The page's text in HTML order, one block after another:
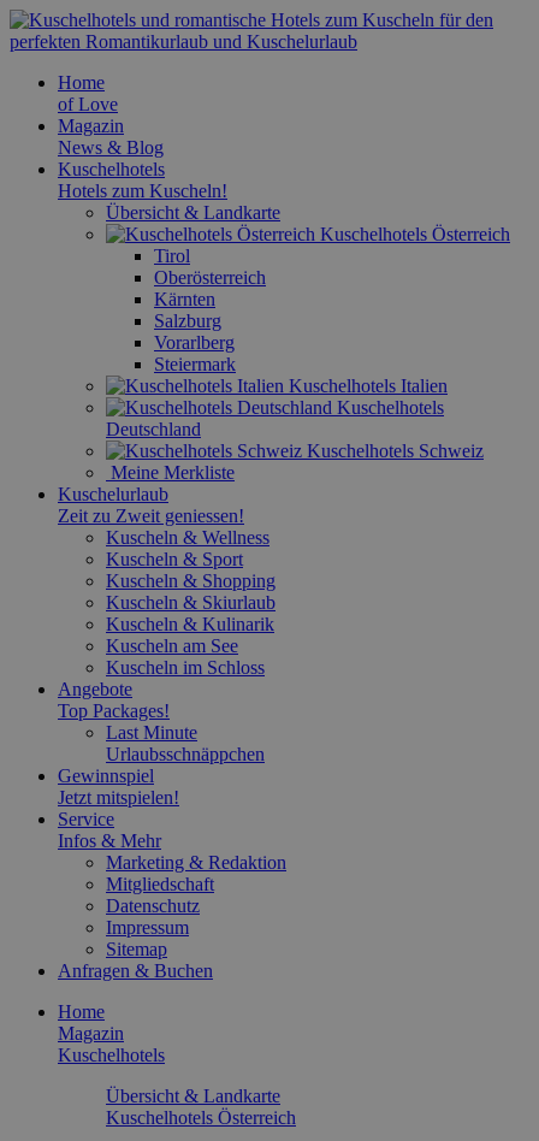
Home
of Love
Magazin
News & Blog
Kuschelhotels
Hotels zum Kuscheln!
Übersicht & Landkarte
Kuschelhotels Österreich
Tirol
Oberösterreich
Kärnten
Salzburg
Vorarlberg
Steiermark
Kuschelhotels Italien
Kuschelhotels
Deutschland
Kuschelhotels Schweiz
Meine Merkliste
Kuschelurlaub
Zeit zu Zweit geniessen!
Kuscheln & Wellness
Kuscheln & Sport
Kuscheln & Shopping
Kuscheln & Skiurlaub
Kuscheln & Kulinarik
Kuscheln am See
Kuscheln im Schloss
Angebote
Top Packages!
Last Minute
Urlaubsschnäppchen
Gewinnspiel
Jetzt mitspielen!
Service
Infos & Mehr
Marketing & Redaktion
Mitgliedschaft
Datenschutz
Impressum
Sitemap
Anfragen & Buchen
Home
Magazin
Kuschelhotels
Übersicht & Landkarte
Kuschelhotels Österreich